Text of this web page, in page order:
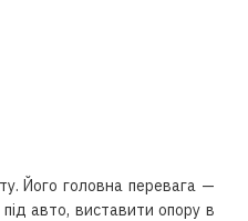
Його головна перевага —
авто, виставити опору в